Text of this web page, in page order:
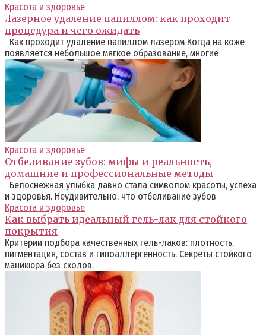
Красота и здоровье
Лазерное удаление папиллом: как проходит
процедура и чего ожидать
Как проходит удаление папиллом лазером Когда на коже
появляется небольшое мягкое образование, многие
Красота и здоровье
Отбеливание зубов: мифы и реальность,
домашние и профессиональные методы
Белоснежная улыбка давно стала символом красоты, успеха
и здоровья. Неудивительно, что отбеливание зубов
Красота и здоровье
Как выбрать идеальный гель-лак для стойкого
покрытия
Критерии подбора качественных гель-лаков: плотность,
пигментация, состав и гипоаллергенность. Секреты стойкого
маникюра без сколов.